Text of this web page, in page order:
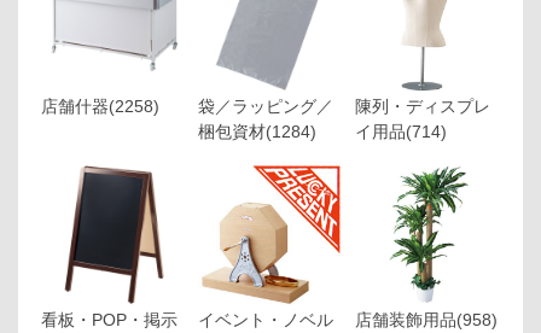
店舗什器(2258)
袋／ラッピング／
梱包資材(1284)
陳列・ディスプレ
イ用品(714)
看板・POP・掲示
イベント・ノベル
店舗装飾用品(958)